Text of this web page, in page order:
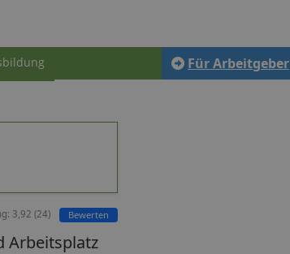
Für Arbeitgeber
3,92 (24) Bewerten
Arbeitsplatz